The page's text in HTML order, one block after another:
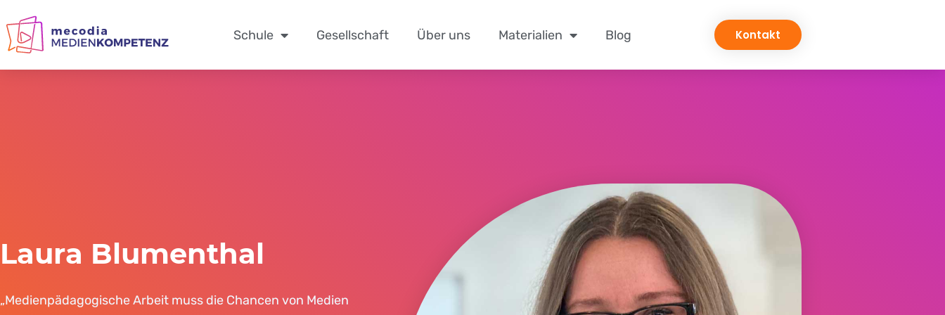
Inhalt
springen
Schule Gesellschaft Über uns Materialien Blog Kontakt
Laura Blumenthal
„Medienpädagogische Arbeit muss die Chancen von Medien